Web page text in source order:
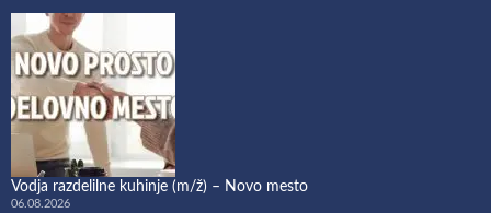
Vodja razdelilne kuhinje (m/ž) – Novo mesto
06.08.2026